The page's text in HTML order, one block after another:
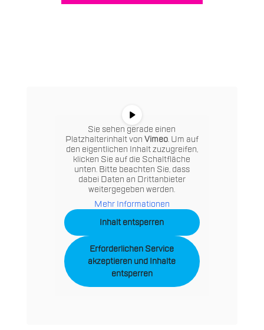
Sie sehen gerade einen
Platzhalterinhalt von Vimeo. Um auf
den eigentlichen Inhalt zuzugreifen,
klicken Sie auf die Schaltfläche
unten. Bitte beachten Sie, dass
dabei Daten an Drittanbieter
weitergegeben werden.
Mehr Informationen
Inhalt entsperren
Erforderlichen Service
akzeptieren und Inhalte
entsperren